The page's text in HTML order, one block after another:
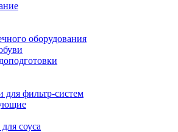
оборудования
фильтр-систем
соуса